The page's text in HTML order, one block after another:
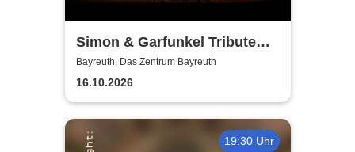
Simon & Garfunkel Tribute
meets Classic - Duo
Graceland
Bayreuth, Das Zentrum Bayreuth
16.10.2026
19:30 Uhr